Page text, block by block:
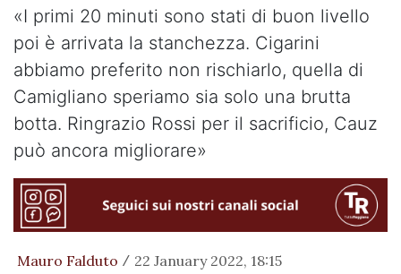
«I primi 20 minuti sono stati di buon livello
poi è arrivata la stanchezza. Cigarini
abbiamo preferito non rischiarlo, quella di
Camigliano speriamo sia solo una brutta
botta. Ringrazio Rossi per il sacrificio, Cauz
può ancora migliorare»
Mauro Falduto / 22 January 2022, 18:15